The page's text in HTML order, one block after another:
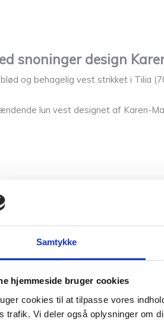
Samtykke
hjemmeside bruger cookies
cookies til at tilpasse vores
trafik. Vi deler også oplysninger om
snoninger design
og behagelig vest strikket i Tilia
lun vest designet af Karen-
Dansk Pelsuld 8/2 (100% uld).
(2) 3 ngl Tilia. NB: Der strikkes med 1